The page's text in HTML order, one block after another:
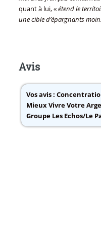
quant à lui, «étend le
une cible d’épargnants
Avis
Vos avis :
Mieux Vivre Votre
Groupe Les Echos/Le